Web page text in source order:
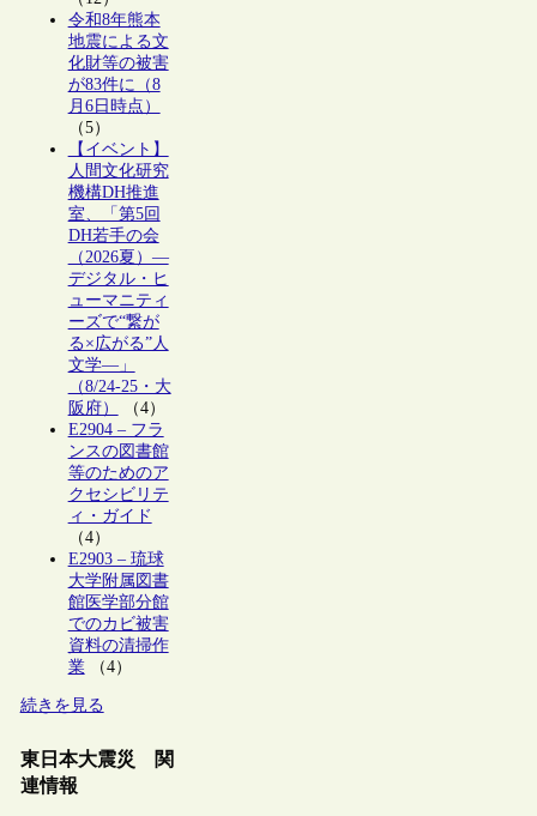
令和8年熊本
地震による文
化財等の被害
が83件に（8
月6日時点）
（5）
【イベント】
人間文化研究
機構DH推進
室、「第5回
DH若手の会
（2026夏）―
デジタル・ヒ
ューマニティ
ーズで“繋が
る×広がる”人
文学―」
（8/24-25・大
阪府）
（4）
E2904 – フラ
ンスの図書館
等のためのア
クセシビリテ
ィ・ガイド
（4）
E2903 – 琉球
大学附属図書
館医学部分館
でのカビ被害
資料の清掃作
業（4）
続きを見る
東日本大震災 関
連情報